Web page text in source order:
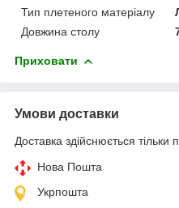
Тип плетеного матеріалу
Довжина столу
Приховати
Умови доставки
Доставка здійснюється тільки
Нова Пошта
Укрпошта